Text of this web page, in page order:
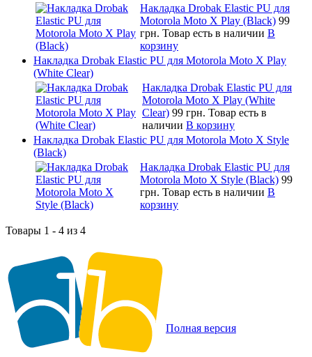
Накладка Drobak Elastic PU для
Motorola Moto X Play (Black) 99
грн. Товар есть в наличии В
корзину
Накладка Drobak Elastic PU для Motorola Moto X Play
(White Clear)
Накладка Drobak Elastic PU для
Motorola Moto X Play (White
Clear) 99 грн. Товар есть в
наличии В корзину
Накладка Drobak Elastic PU для Motorola Moto X Style
(Black)
Накладка Drobak Elastic PU для
Motorola Moto X Style (Black) 99
грн. Товар есть в наличии В
корзину
Товары 1 - 4 из 4
Полная версия